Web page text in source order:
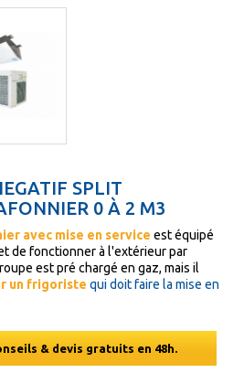
SPLIT
0 À 2 M3
avec mise en service est équipé
de fonctionner à l'extérieur par
est pré chargé en gaz, mais il
un frigoriste qui doit faire la mise en
& devis gratuits en 48h.